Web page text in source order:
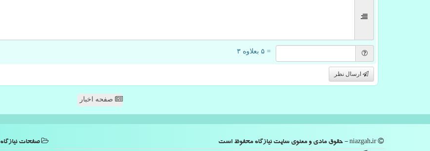
= ۵ بعلاوه ۳
ارسال نظر
صفحه اخبار
صفحات نیازگاه